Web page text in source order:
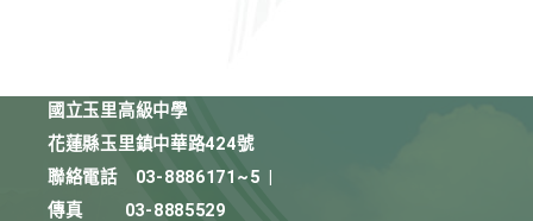
國立玉里高級中學
花蓮縣玉里鎮中華路424號
聯絡電話
03-8886171~5
傳真
03-8885529